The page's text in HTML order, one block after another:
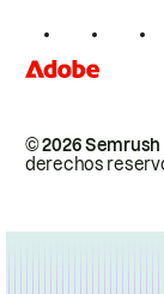
© 2026 Semrush
derechos